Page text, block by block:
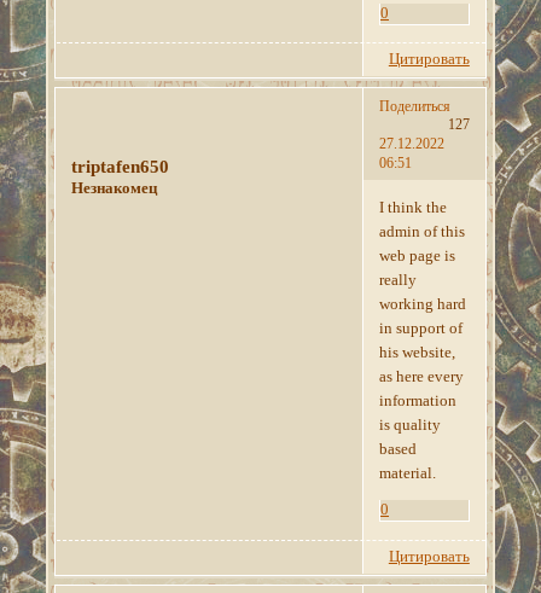
0
Цитировать
Поделиться
127
27.12.2022
06:51
triptafen650
Незнакомец
I think the
admin of this
web page is
really
working hard
in support of
his website,
as here every
information
is quality
based
material.
0
Цитировать